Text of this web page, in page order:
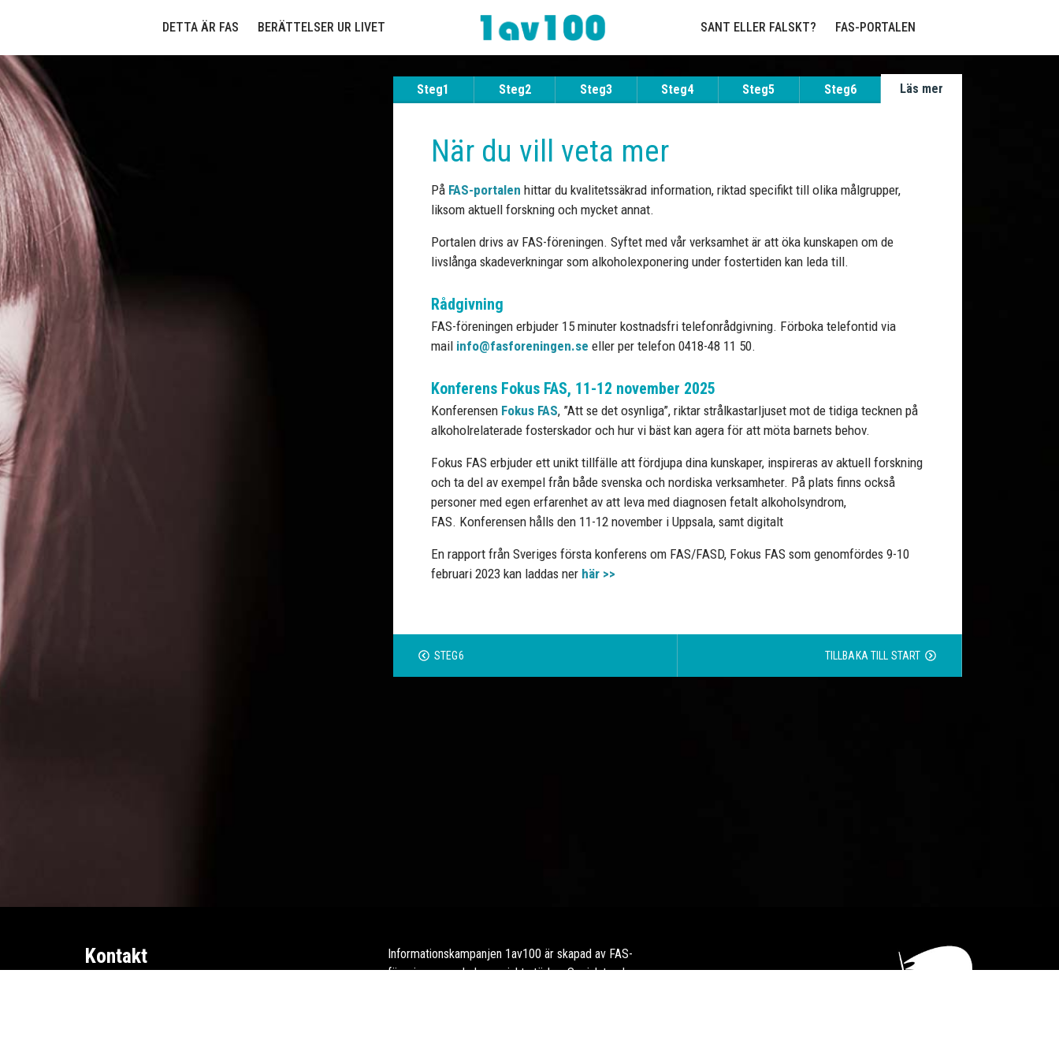
DETTA ÄR FAS BERÄTTELSER UR LIVET SANT ELLER FALSKT? FAS-PORTALEN
Steg1 Steg2 Steg3 Steg4 Steg5 Steg6 Läs mer
När du vill veta mer
På FAS-portalen hittar du kvalitetssäkrad information, riktad specifikt till olika målgrupper,
liksom aktuell forskning och mycket annat.
Portalen drivs av FAS-föreningen. Syftet med vår verksamhet är att öka kunskapen om de
livslånga skadeverkningar som alkoholexponering under fostertiden kan leda till.
Rådgivning
FAS-föreningen erbjuder 15 minuter kostnadsfri telefonrådgivning. Förboka telefontid via
mail info@fasforeningen.se eller per telefon 0418-48 11 50.
Konferens Fokus FAS, 11-12 november 2025
Konferensen Fokus FAS, ”Att se det osynliga”, riktar strålkastarljuset mot de tidiga tecknen på
alkoholrelaterade fosterskador och hur vi bäst kan agera för att möta barnets behov.
Fokus FAS erbjuder ett unikt tillfälle att fördjupa dina kunskaper, inspireras av aktuell forskning
och ta del av exempel från både svenska och nordiska verksamheter. På plats finns också
personer med egen erfarenhet av att leva med diagnosen fetalt alkoholsyndrom,
FAS. Konferensen hålls den 11-12 november i Uppsala, samt digitalt
En rapport från Sveriges första konferens om FAS/FASD, Fokus FAS som genomfördes 9-10
februari 2023 kan laddas ner här >>
STEG6 TILLBAKA TILL START
Kontakt
Informationskampanjen 1av100 är skapad av FAS-
föreningen med ekonomiskt stöd av Socialstyrelsen.